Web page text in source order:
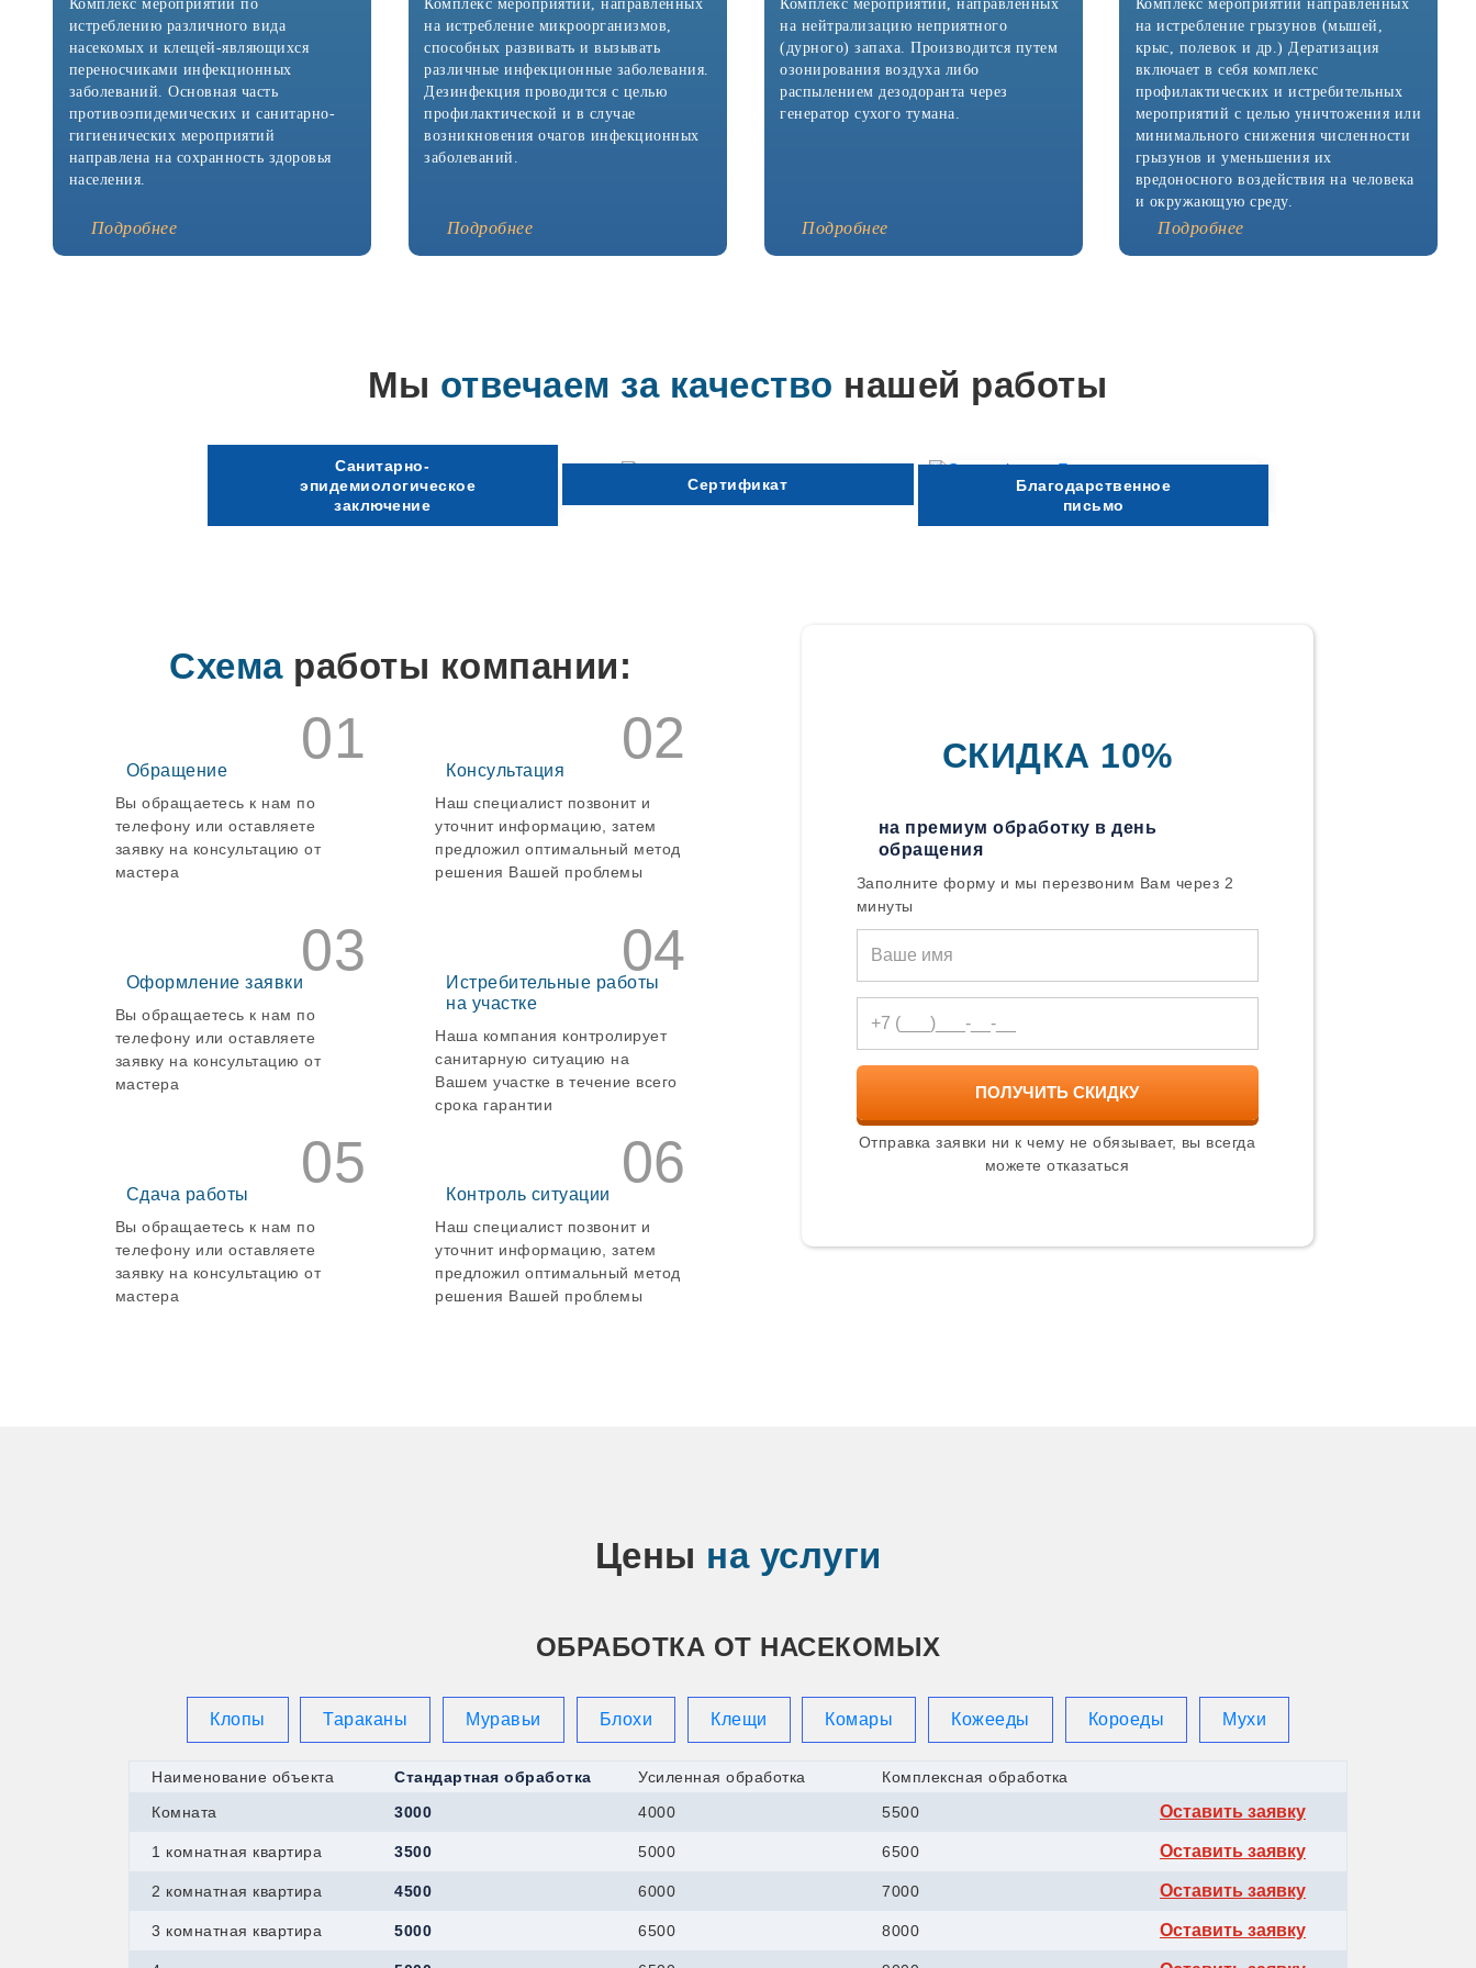
Курган
Сургут
Орел
Череповец
Владикавказ
Вологда
Петрозаводск
Нижневартовск
Азнакаево
Азов
Александровск
Альметьевск
Белая Калитва
Белово
Белорецк
Бердск
Богданович
Бологое
Бронницы
Бузулук
Великие Луки
Великий Новгород
Верхнеуральск
Верхний Уфалей
Вичуга
Давлеканово
Дедовск
Дмитров
Домодедово
Донской
Дубна
Егорьевск
Елабуга
Ессентуки
Железногорск
Заволжск
Задонск
Заинск
Комплекс мероприятий по
истреблению различного вида
насекомых и клещей-являющихся
переносчиками инфекционных
заболеваний. Основная часть
противоэпидемических и санитарно-
гигиенических мероприятий
направлена на сохранность здоровья
населения.
Подробнее
Комплекс мероприятий, направленных
на истребление микроорганизмов,
способных развивать и вызывать
различные инфекционные заболевания.
Дезинфекция проводится с целью
профилактической и в случае
возникновения очагов инфекционных
заболеваний.
Подробнее
Комплекс мероприятий, направленных
на нейтрализацию неприятного
(дурного) запаха. Производится путем
озонирования воздуха либо
распылением дезодоранта через
генератор сухого тумана.
Подробнее
Комплекс мероприятий направленных
на истребление грызунов (мышей,
крыс, полевок и др.) Дератизация
включает в себя комплекс
профилактических и истребительных
мероприятий с целью уничтожения или
минимального снижения численности
грызунов и уменьшения их
вредоносного воздействия на человека
и окружающую среду.
Подробнее
Мы отвечаем за качество нашей работы
Санитарно-
эпидемиологическое
заключение
Сертификат
Благодарственное
письмо
Схемаработы компании:
01
Обращение
Вы обращаетесь к нам по
телефону или оставляете
заявку на консультацию от
мастера
02
Консультация
Наш специалист позвонит и
уточнит информацию, затем
предложил оптимальный метод
решения Вашей проблемы
03
Оформление заявки
Вы обращаетесь к нам по
телефону или оставляете
заявку на консультацию от
мастера
04
Истребительные работы
на участке
Наша компания контролирует
санитарную ситуацию на
Вашем участке в течение всего
срока гарантии
05
Сдача работы
Вы обращаетесь к нам по
телефону или оставляете
заявку на консультацию от
мастера
06
Контроль ситуации
Наш специалист позвонит и
уточнит информацию, затем
предложил оптимальный метод
решения Вашей проблемы
СКИДКА 10%
на премиум обработку в день
обращения
Заполните форму и мы перезвоним Вам через 2
минуты
Отправка заявки ни к чему не обязывает, вы всегда
можете отказаться
Цены на услуги
ОБРАБОТКА ОТ НАСЕКОМЫХ
Клопы Тараканы Муравьи Блохи Клещи Комары Кожееды Короеды Мухи
Наименование объекта Стандартная обработка Усиленная обработка
Комплексная обработка
Комната
3000 4000 5500 Оставить заявку
1 комнатная квартира 3500 5000 6500 Оставить заявку
2 комнатная квартира 4500 6000 7000 Оставить заявку
3 комнатная квартира 5000 6500 8000 Оставить заявку